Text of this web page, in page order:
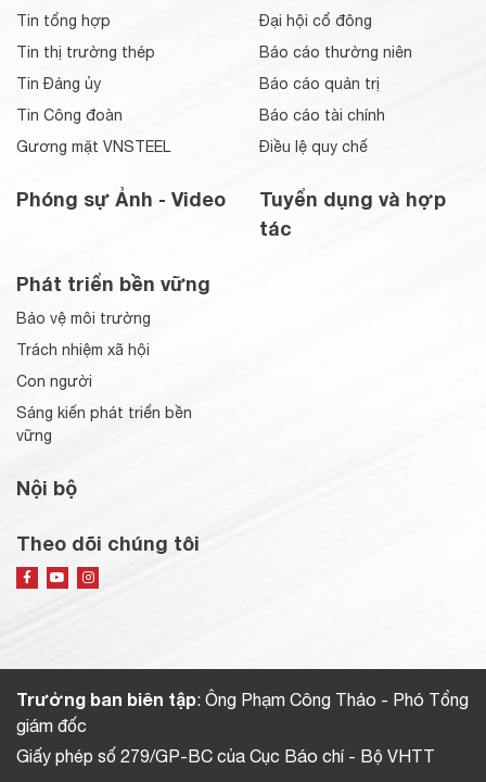
Tin tổng hợp
Tin thị trường thép
Tin Đảng ủy
Tin Công đoàn
Gương mặt VNSTEEL
Phóng sự Ảnh - Video
Đại hội cổ đông
Báo cáo thường niên
Báo cáo quản trị
Báo cáo tài chính
Điều lệ quy chế
Tuyển dụng và hợp
tác
Phát triển bền vững
Bảo vệ môi trường
Trách nhiệm xã hội
Con người
Sáng kiến phát triển bền
vững
Nội bộ
Theo dõi chúng tôi
Trưởng ban biên tập: Ông Phạm Công Thảo - Phó Tổng
giám đốc
Giấy phép số 279/GP-BC của Cục Báo chí - Bộ VHTT